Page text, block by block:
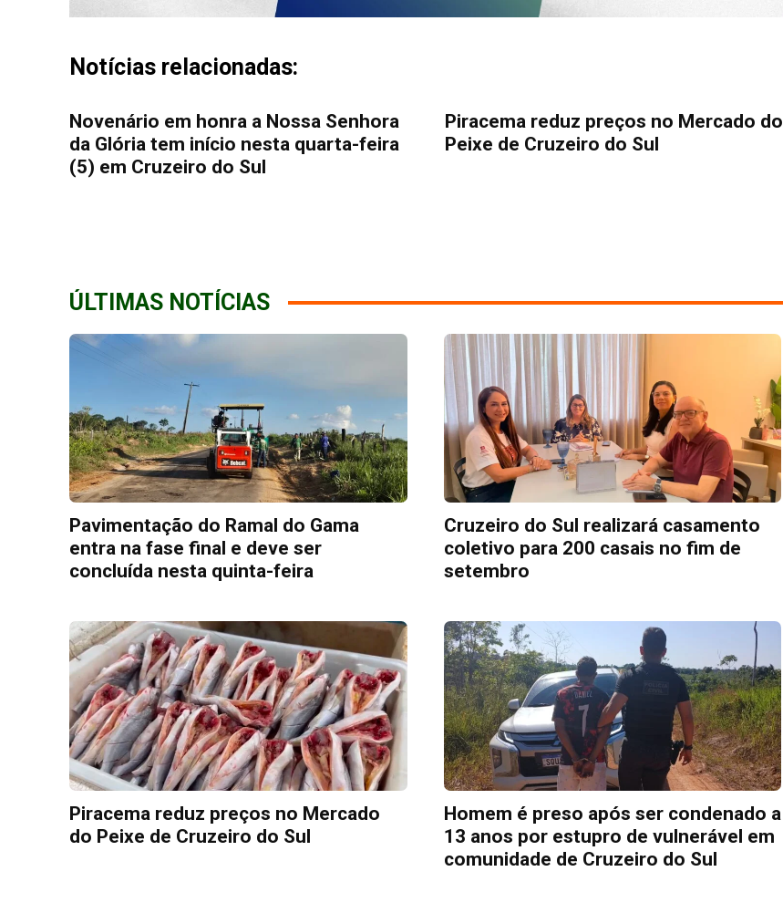
Notícias relacionadas:
Novenário em honra a Nossa Senhora
da Glória tem início nesta quarta-feira
(5) em Cruzeiro do Sul
Piracema reduz preços no Mercado do
Peixe de Cruzeiro do Sul
ÚLTIMAS NOTÍCIAS
Pavimentação do Ramal do Gama
entra na fase final e deve ser
concluída nesta quinta-feira
Cruzeiro do Sul realizará casamento
coletivo para 200 casais no fim de
setembro
Piracema reduz preços no Mercado
do Peixe de Cruzeiro do Sul
Homem é preso após ser condenado a
13 anos por estupro de vulnerável em
comunidade de Cruzeiro do Sul